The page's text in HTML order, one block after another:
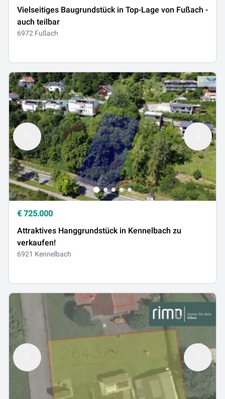
Vielseitiges Baugrundstück in Top-Lage von Fußach -
auch teilbar
6972 Fußach
€ 725.000
Attraktives Hanggrundstück in Kennelbach zu
verkaufen!
6921 Kennelbach